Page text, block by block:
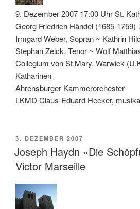
9. Dezember 2007 17:00 Uhr St.
Georg Friedrich Händel (1685-1759)
Irmgard Weber, Sopran ~ Kathrin
Stephan Zelck, Tenor ~ Wolf
Collegium von St.Mary, Warwick
Katharinen
Ahrensburger Kammerorchester
LKMD Claus-Eduard Hecker,
VERÖFFENTLICHT
AM
3. DEZEMBER 2007
Joseph Haydn «Die
Victor Marseille